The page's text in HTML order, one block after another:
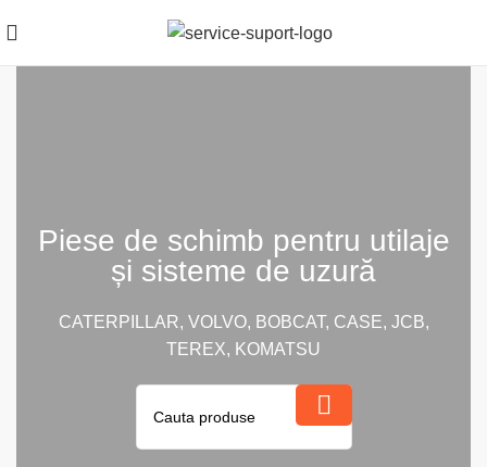
Piese de schimb pentru utilaje
și sisteme de uzură
CATERPILLAR, VOLVO, BOBCAT, CASE, JCB,
TEREX, KOMATSU